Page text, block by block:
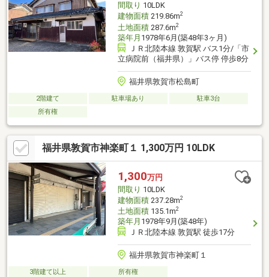
間取り 10LDK
建物面積219.86m2
土地面積287.6m2
築年月 1978年6月(築48年3ヶ月)
ＪＲ北陸本線 敦賀駅 バス1分/「市
立病院前（福井県）」バス停 停歩8分
福井県敦賀市松島町
2階建て 駐車場あり
駐車3台
所有権
福井県敦賀市神楽町１ 1,300万円 10LDK
1,300万円
間取り 10LDK
建物面積237.28m2
土地面積135.1m2
築年月 1978年9月(築48年)
ＪＲ北陸本線 敦賀駅 徒歩17分
福井県敦賀市神楽町１
3階建て以上 所有権